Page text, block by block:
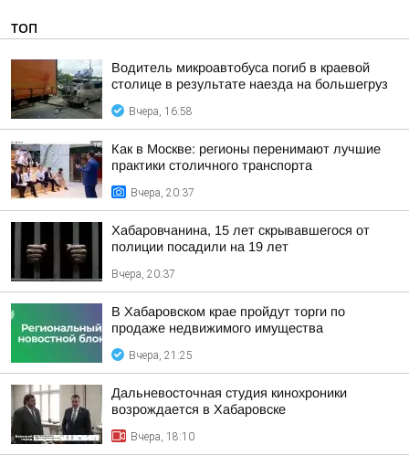
ТОП
Водитель микроавтобуса погиб в краевой
столице в результате наезда на большегруз
Вчера, 16:58
Как в Москве: регионы перенимают лучшие
практики столичного транспорта
Вчера, 20:37
Хабаровчанина, 15 лет скрывавшегося от
полиции посадили на 19 лет
Вчера, 20:37
В Хабаровском крае пройдут торги по
продаже недвижимого имущества
Вчера, 21:25
Дальневосточная студия кинохроники
возрождается в Хабаровске
Вчера, 18:10